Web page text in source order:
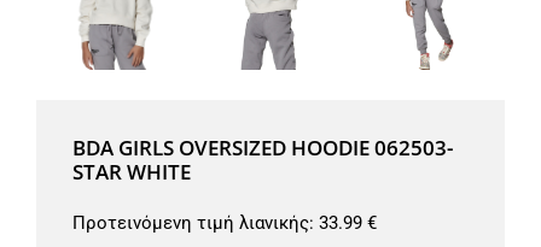
BDA GIRLS OVERSIZED HOODIE 062503-
STAR WHITE
Προτεινόμενη τιμή λιανικής: 33.99 €